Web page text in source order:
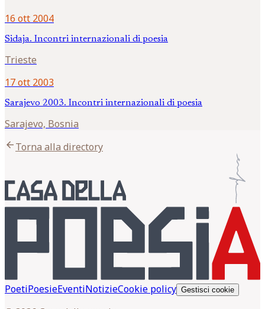
16 ott 2004
Sidaja. Incontri internazionali di poesia
Trieste
17 ott 2003
Sarajevo 2003. Incontri internazionali di poesia
Sarajevo, Bosnia
arrow_backTorna alla directory
PoetiPoesieEventiNotizieCookie policy Gestisci cookie